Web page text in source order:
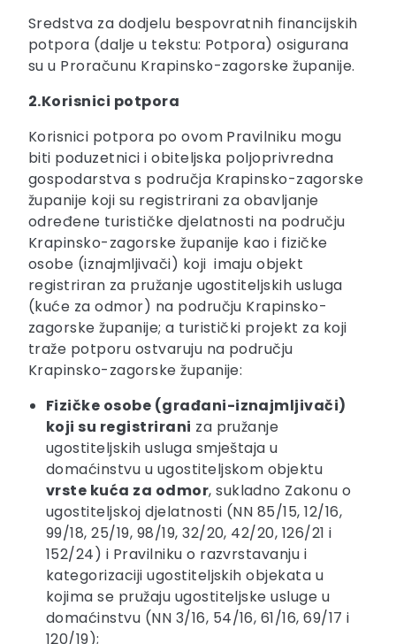
Sredstva za dodjelu bespovratnih financijskih
potpora (dalje u tekstu: Potpora) osigurana
su u Proračunu Krapinsko-zagorske županije.
2.Korisnici potpora
Korisnici potpora po ovom Pravilniku mogu
biti poduzetnici i obiteljska poljoprivredna
gospodarstva s područja Krapinsko-zagorske
županije koji su registrirani za obavljanje
određene turističke djelatnosti na području
Krapinsko-zagorske županije kao i fizičke
osobe (iznajmljivači) koji imaju objekt
registriran za pružanje ugostiteljskih usluga
(kuće za odmor) na području Krapinsko-
zagorske županije; a turistički projekt za koji
traže potporu ostvaruju na području
Krapinsko-zagorske županije:
Fizičke osobe (građani-iznajmljivači)
koji su registrirani za pružanje
ugostiteljskih usluga smještaja u
domaćinstvu u ugostiteljskom objektu
vrste kuća za odmor, sukladno Zakonu o
ugostiteljskoj djelatnosti (NN 85/15, 12/16,
99/18, 25/19, 98/19, 32/20, 42/20, 126/21 i
152/24) i Pravilniku o razvrstavanju i
kategorizaciji ugostiteljskih objekata u
kojima se pružaju ugostiteljske usluge u
domaćinstvu (NN 3/16, 54/16, 61/16, 69/17 i
120/19);